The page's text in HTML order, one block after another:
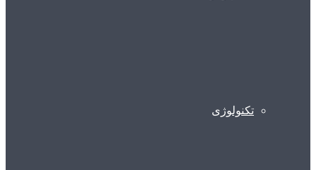
تکنولوژی